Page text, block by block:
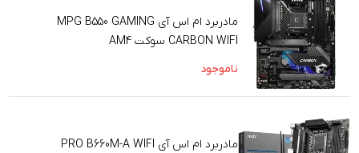
مادربرد ام اس آی MPG B550 GAMING
CARBON WIFI سوکت AM4
ناموجود
مادربرد ام اس آی PRO B660M-A WIFI